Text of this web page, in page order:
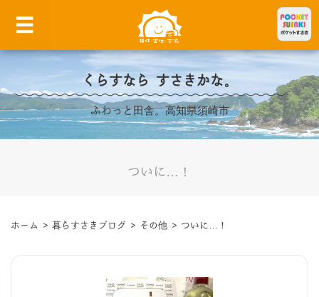
くらすなら すさきかな。
ふわっと田舎。高知県須崎市
ついに…！
ホーム > 暮らすさきブログ > その他 > ついに…！